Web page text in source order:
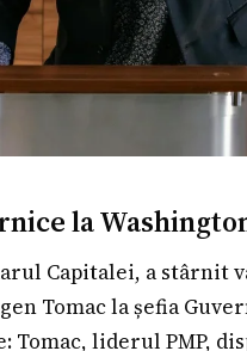
la
Capitalei, a stârnit
Tomac la șefia
Tomac, liderul PMP,